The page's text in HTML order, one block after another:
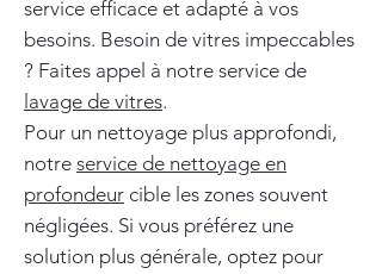
service efficace et adapté à vos
besoins. Besoin de vitres impeccables
? Faites appel à notre service de
lavage de vitres.
Pour un nettoyage plus approfondi,
notre service de nettoyage en
profondeur cible les zones souvent
négligées. Si vous préférez une
solution plus générale, optez pour